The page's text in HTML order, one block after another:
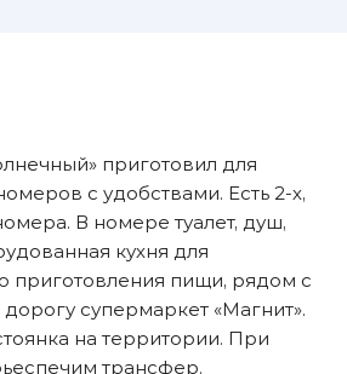
приготовил для
с удобствами. Есть 2-х,
В номере туалет, душ,
кухня для
приготовления пищи, рядом с
супермаркет «Магнит».
на территории. При
трансфер.